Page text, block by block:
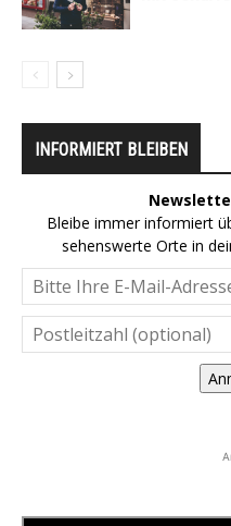
INFORMIERT BLEIBEN
Bleibe immer informiert
sehenswerte Orte in